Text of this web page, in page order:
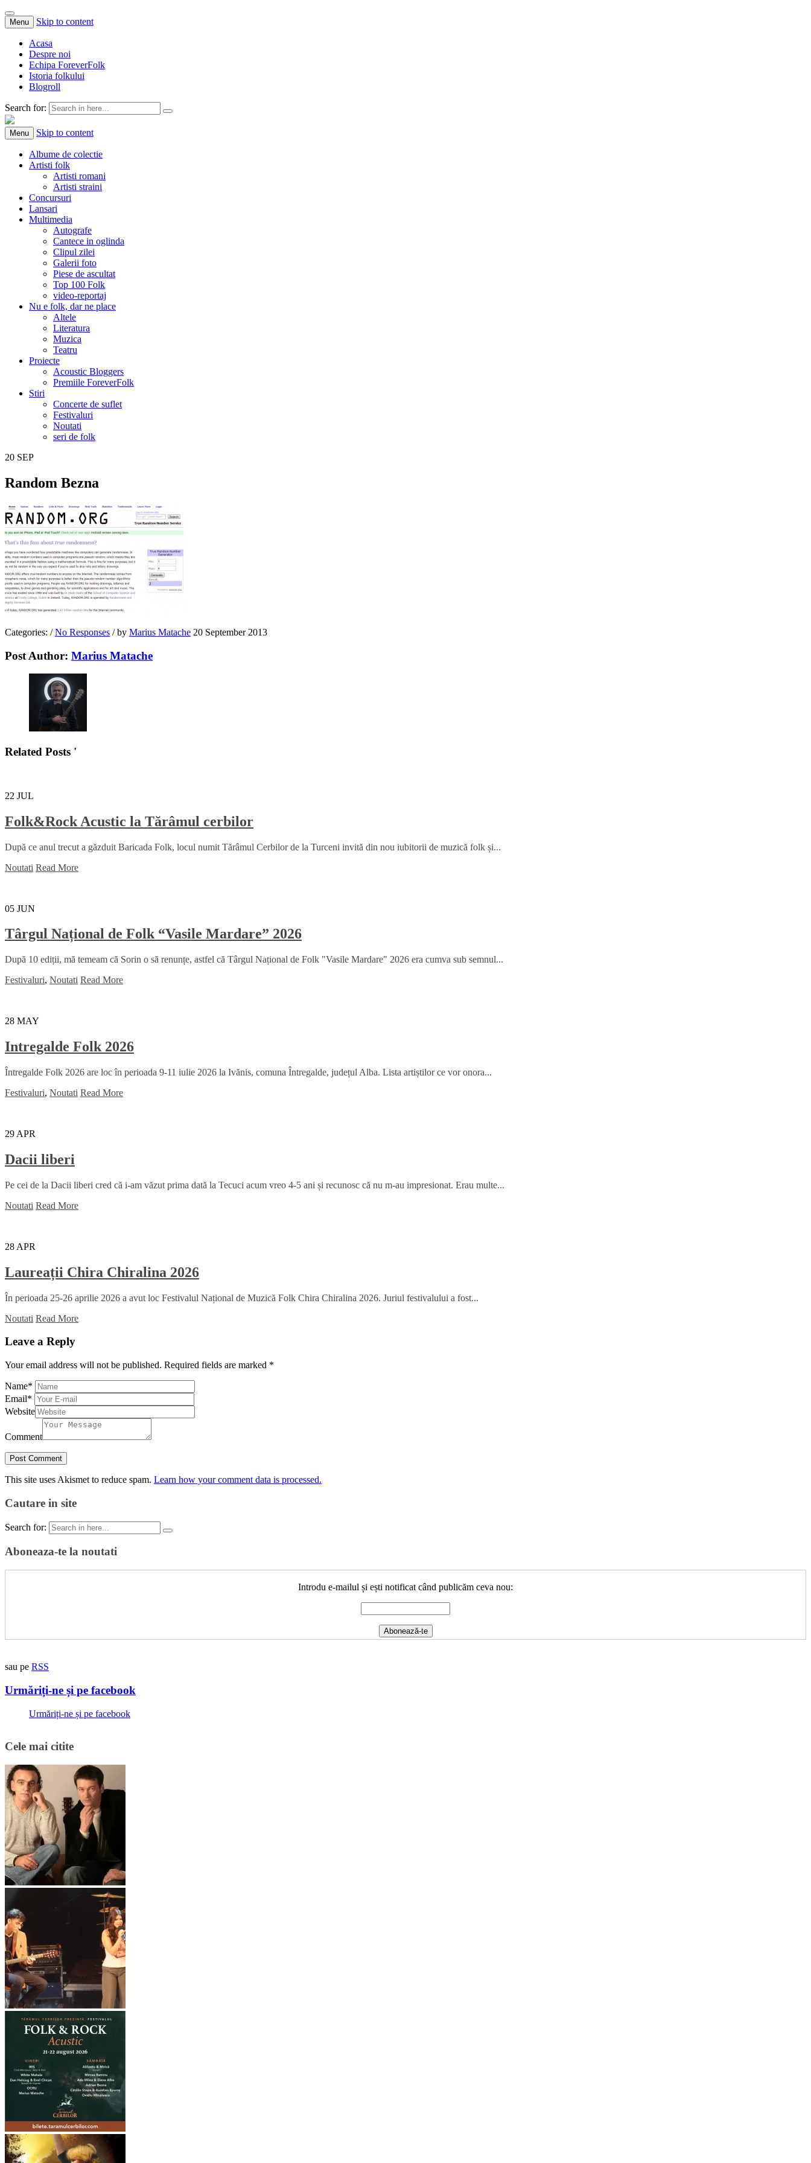
Menu Skip to content
Acasa
Despre noi
Echipa ForeverFolk
Istoria folkului
Blogroll
Search for:
ForeverFolk
Muzica sufletului tau
Menu Skip to content
Albume de colectie
Artisti folk
Artisti romani
Artisti straini
Concursuri
Lansari
Multimedia
Autografe
Cantece in oglinda
Clipul zilei
Galerii foto
Piese de ascultat
Top 100 Folk
video-reportaj
Nu e folk, dar ne place
Altele
Literatura
Muzica
Teatru
Proiecte
Acoustic Bloggers
Premiile ForeverFolk
Stiri
Concerte de suflet
Festivaluri
Noutati
seri de folk
20 SEP
Random Bezna
Categories: / No Responses /by Marius Matache 20 September 2013
Post Author: Marius Matache
Related Posts '
22 JUL
Folk&Rock Acustic la Tărâmul cerbilor
După ce anul trecut a găzduit Baricada Folk, locul numit Tărâmul Cerbilor de la Turceni invită din nou iubitorii de muzică folk și...
Noutati Read More
05 JUN
Târgul Național de Folk “Vasile Mardare” 2026
După 10 ediții, mă temeam că Sorin o să renunțe, astfel că Târgul Național de Folk "Vasile Mardare" 2026 era cumva sub semnul...
Festivaluri, Noutati Read More
28 MAY
Intregalde Folk 2026
Întregalde Folk 2026 are loc în perioada 9-11 iulie 2026 la Ivănis, comuna Întregalde, județul Alba. Lista artiștilor ce vor onora...
Festivaluri, Noutati Read More
29 APR
Dacii liberi
Pe cei de la Dacii liberi cred că i-am văzut prima dată la Tecuci acum vreo 4-5 ani și recunosc că nu m-au impresionat. Erau multe...
Noutati Read More
28 APR
Laureații Chira Chiralina 2026
În perioada 25-26 aprilie 2026 a avut loc Festivalul Național de Muzică Folk Chira Chiralina 2026. Juriul festivalului a fost...
Noutati Read More
Leave a Reply
Your email address will not be published. Required fields are marked *
Name*
Email*
Website
Comment
This site uses Akismet to reduce spam. Learn how your comment data is processed.
Cautare in site
Search for:
Aboneaza-te la noutati
Introdu e-mailul și ești notificat când publicăm ceva nou:
sau pe RSS
Urmăriți-ne și pe facebook
Urmăriți-ne și pe facebook
Cele mai citite